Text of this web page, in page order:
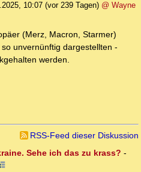
10:07 (vor 239 Tagen) @ Wayne
(Merz, Macron, Starmer)
unvernünftig dargestellten -
werden.
RSS-Feed dieser Diskussion
Sehe ich das zu krass? -